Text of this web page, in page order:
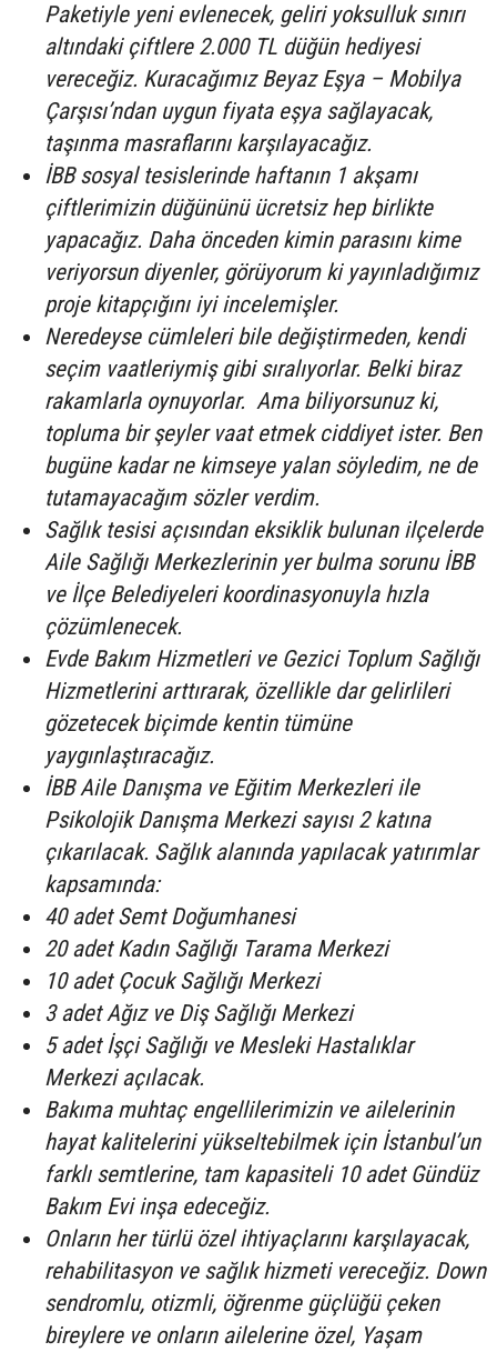
Paketiyle yeni evlenecek, geliri yoksulluk sınırı
altındaki çiftlere 2.000 TL düğün hediyesi
vereceğiz. Kuracağımız Beyaz Eşya – Mobilya
Çarşısı’ndan uygun fiyata eşya sağlayacak,
taşınma masraflarını karşılayacağız.
İBB sosyal tesislerinde haftanın 1 akşamı
çiftlerimizin düğününü ücretsiz hep birlikte
yapacağız. Daha önceden kimin parasını kime
veriyorsun diyenler, görüyorum ki yayınladığımız
proje kitapçığını iyi incelemişler.
Neredeyse cümleleri bile değiştirmeden, kendi
seçim vaatleriymiş gibi sıralıyorlar. Belki biraz
rakamlarla oynuyorlar. Ama biliyorsunuz ki,
topluma bir şeyler vaat etmek ciddiyet ister. Ben
bugüne kadar ne kimseye yalan söyledim, ne de
tutamayacağım sözler verdim.
Sağlık tesisi açısından eksiklik bulunan ilçelerde
Aile Sağlığı Merkezlerinin yer bulma sorunu İBB
ve İlçe Belediyeleri koordinasyonuyla hızla
çözümlenecek.
Evde Bakım Hizmetleri ve Gezici Toplum Sağlığı
Hizmetlerini arttırarak, özellikle dar gelirlileri
gözetecek biçimde kentin tümüne
yaygınlaştıracağız.
İBB Aile Danışma ve Eğitim Merkezleri ile
Psikolojik Danışma Merkezi sayısı 2 katına
çıkarılacak. Sağlık alanında yapılacak yatırımlar
kapsamında:
40 adet Semt Doğumhanesi
20 adet Kadın Sağlığı Tarama Merkezi
10 adet Çocuk Sağlığı Merkezi
3 adet Ağız ve Diş Sağlığı Merkezi
5 adet İşçi Sağlığı ve Mesleki Hastalıklar
Merkezi açılacak.
Bakıma muhtaç engellilerimizin ve ailelerinin
hayat kalitelerini yükseltebilmek için İstanbul’un
farklı semtlerine, tam kapasiteli 10 adet Gündüz
Bakım Evi inşa edeceğiz.
Onların her türlü özel ihtiyaçlarını karşılayacak,
rehabilitasyon ve sağlık hizmeti vereceğiz. Down
sendromlu, otizmli, öğrenme güçlüğü çeken
bireylere ve onların ailelerine özel, Yaşam